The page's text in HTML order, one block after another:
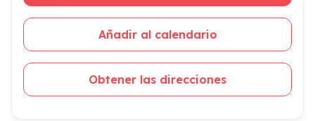
Añadir al calendario
Obtener las direcciones